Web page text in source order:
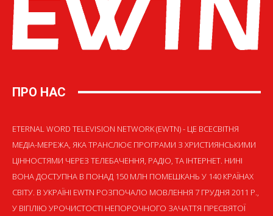
ПРО НАС
ETERNAL WORD TELEVISION NETWORK (EWTN) - ЦЕ ВСЕСВІТНЯ
МЕДІА-МЕРЕЖА, ЯКА ТРАНСЛЮЄ ПРОГРАМИ З ХРИСТИЯНСЬКИМИ
ЦІННОСТЯМИ ЧЕРЕЗ ТЕЛЕБАЧЕННЯ, РАДІО, ТА ІНТЕРНЕТ. НИНІ
ВОНА ДОСТУПНА В ПОНАД 150 МЛН ПОМЕШКАНЬ У 140 КРАЇНАХ
СВІТУ. В УКРАЇНІ EWTN РОЗПОЧАЛО МОВЛЕННЯ 7 ГРУДНЯ 2011 Р.,
У ВІГІЛІЮ УРОЧИСТОСТІ НЕПОРОЧНОГО ЗАЧАТТЯ ПРЕСВЯТОЇ